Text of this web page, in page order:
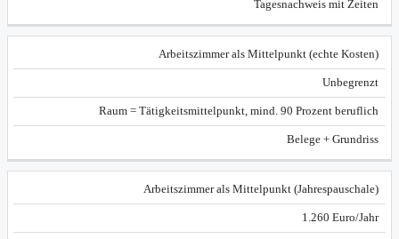
Tagesnachweis mit Zeiten
Arbeitszimmer als Mittelpunkt (echte Kosten)
Unbegrenzt
Raum = Tätigkeitsmittelpunkt, mind. 90 Prozent beruflich
Belege + Grundriss
Arbeitszimmer als Mittelpunkt (Jahrespauschale)
1.260 Euro/Jahr